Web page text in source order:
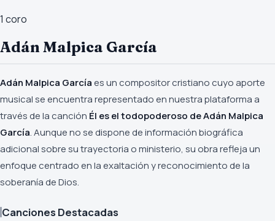
1 coro
Adán Malpica García
Adán Malpica Garcíaes un compositor cristiano cuyo aporte
musical se encuentra representado en nuestra plataforma a
través de la canción Él es el todopoderoso de Adán Malpica
García. Aunque no se dispone de información biográfica
adicional sobre su trayectoria o ministerio, su obra refleja un
enfoque centrado en la exaltación y reconocimiento de la
soberanía de Dios.
Canciones Destacadas